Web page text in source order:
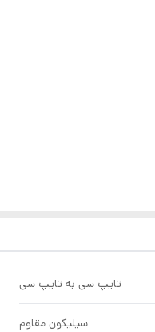
تایپ سی به تایپ سی
سیلیکون مقاوم